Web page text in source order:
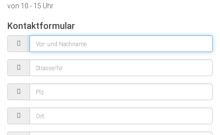
von 10 - 15 Uhr
Kontaktformular